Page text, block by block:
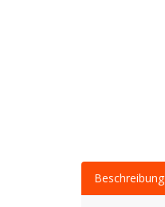
Beschreibung